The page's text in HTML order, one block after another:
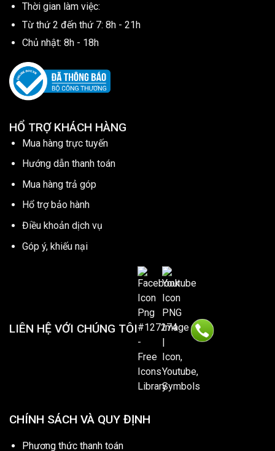
Thời gian làm việc:
Từ thứ 2 đến thứ 7: 8h - 21h
Chủ nhật: 8h - 18h
HỔ TRỢ KHÁCH HÀNG
Mua hàng trực tuyến
Hướng dẫn thanh toán
Mua hàng trả góp
Hổ trợ bảo hành
Điều khoản dịch vụ
Góp ý, khiếu nại
LIÊN HỆ VỚI CHÚNG TÔI
CHÍNH SÁCH VÀ QUY ĐỊNH
Phương thức thanh toán